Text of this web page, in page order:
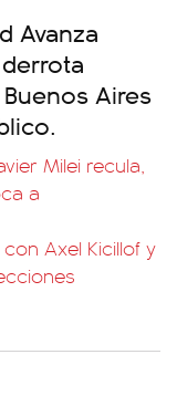
Avanza
Aires
Milei recula,
a
Axel Kicillof y